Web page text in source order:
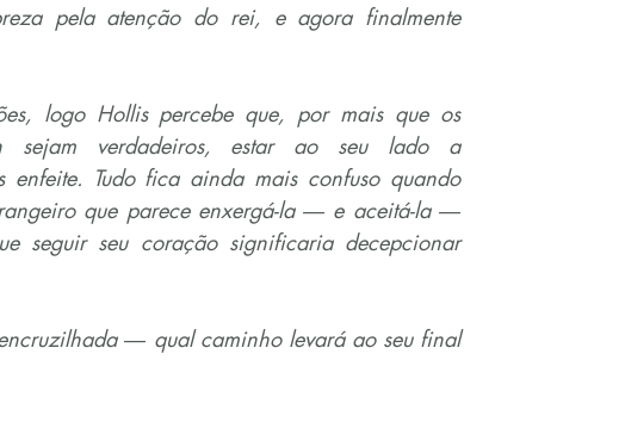
pela atenção do rei, e agora finalmente
logo Hollis percebe que, por mais que os
sejam verdadeiros, estar ao seu lado a
enfeite. Tudo fica ainda mais confuso quando
que parece enxergá-la ― e aceitá-la ―
seguir seu coração significaria decepcionar
― qual caminho levará ao seu final